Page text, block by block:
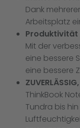
Dank
Arbeitsplatz
Mit der
eine bessere
eine bessere
ThinkBook
Tundra bis